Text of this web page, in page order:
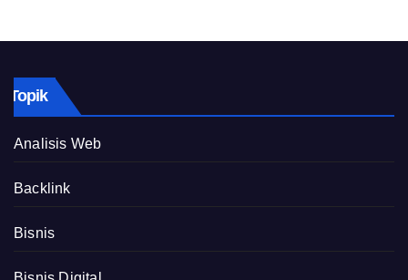
Topik
Analisis Web
Backlink
Bisnis